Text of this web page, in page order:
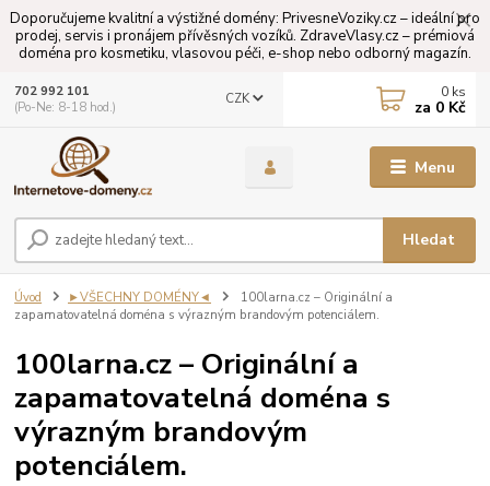
Doporučujeme kvalitní a výstižné domény: PrivesneVoziky.cz – ideální pro
prodej, servis i pronájem přívěsných vozíků. ZdraveVlasy.cz – prémiová
doména pro kosmetiku, vlasovou péči, e-shop nebo odborný magazín.
Menu
CZK
Hledat
702 992 101
(Po-Ne: 8-18 hod.)
0 ks
za 0 Kč
Úvod ►VŠECHNY DOMÉNY◄
100larna.cz – Originální a
zapamatovatelná doména s výrazným brandovým potenciálem.
100larna.cz – Originální a
zapamatovatelná doména s
výrazným brandovým
potenciálem.